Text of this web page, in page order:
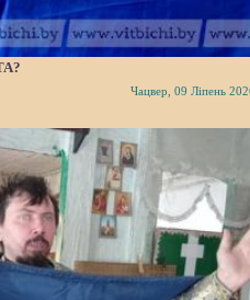
Чацвер, 09 Ліпень